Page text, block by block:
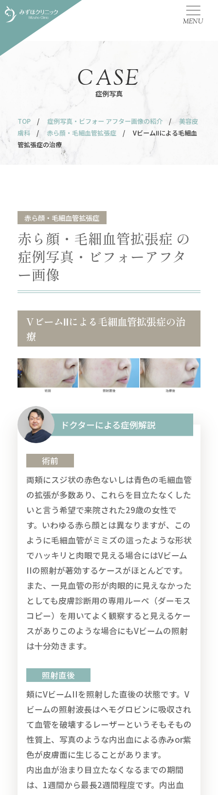
MENU
症例写真
CASE
TOP / 症例写真・ビフォー アフター画像の紹介 /
美容皮
膚科
/ 赤ら顔・毛細血管拡張症
/ VビームⅡによる毛細血
管拡張症の治療
赤ら顔・毛細血管拡張症
赤ら顔・毛細血管拡張症 の
症例写真・ビフォーアフタ
ー画像
VビームⅡによる毛細血管拡張症の治
療
ドクターによる症例解説
術前
両頬にスジ状の赤色ないしは青色の毛細血管
の拡張が多数あり、これらを目立たなくした
いと言う希望で来院された29歳の女性で
す。いわゆる赤ら顔とは異なりますが、この
ように毛細血管がミミズの這ったような形状
でハッキリと肉眼で見える場合にはVビーム
IIの照射が著効するケースがほとんどです。
また、一見血管の形が肉眼的に見えなかった
としても皮膚診断用の専用ルーペ（ダーモス
コピー）を用いてよく観察すると見えるケー
スがありこのような場合にもVビームの照射
は十分効きます。
照射直後
頬にVビームIIを照射した直後の状態です。V
ビームの照射波長はヘモグロビンに吸収され
て血管を破壊するレーザーというそもそもの
性質上、写真のような内出血による赤みor紫
色が皮膚面に生じることがあります。
内出血が治まり目立たなくなるまでの期間
は、1週間から最長2週間程度です。内出血